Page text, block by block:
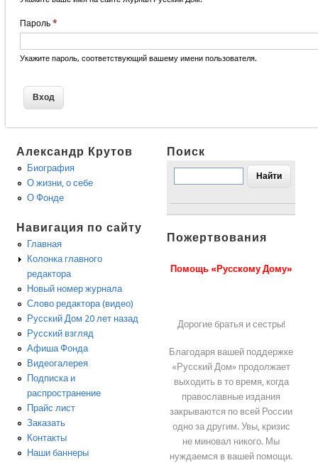
Пароль *
Укажите пароль, соответствующий вашему имени пользователя.
Александр Крутов
Биография
О жизни, о себе
О Фонде
Навигация по сайту
Главная
Колонка главного
редактора
Новый номер журнала
Слово редактора (видео)
Русский Дом 20 лет назад
Русский взгляд
Афиша Фонда
Видеогалерея
Подписка и
распространение
Прайс лист
Заказать
Контакты
Наши баннеры
Поиск
Пожертвования
Помощь «Русскому Дому»
Дорогие братья и сестры!
Благодаря вашей поддержке
«Русский Дом» продолжает
выходить в то время, когда
православные издания
закрываются по всей России
одно за другим. Увы, кризис
не миновал никого. Мы
нуждаемся в вашей помощи.